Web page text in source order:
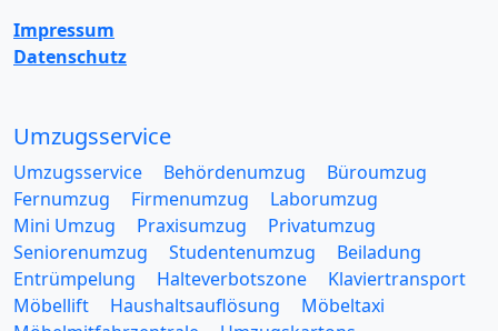
Impressum
Datenschutz
Umzugsservice
Umzugsservice Behördenumzug
Büroumzug
Fernumzug
Firmenumzug
Laborumzug
Mini Umzug
Praxisumzug
Privatumzug
Seniorenumzug
Studentenumzug
Beiladung
Entrümpelung
Halteverbotszone
Klaviertransport
Möbellift
Haushaltsauflösung
Möbeltaxi